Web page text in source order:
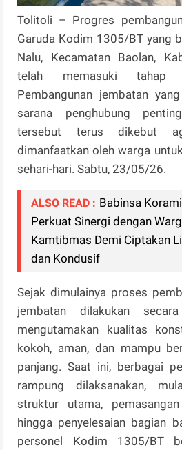
Tolitoli – Progres
Garuda Kodim 1305/BT yang
Nalu, Kecamatan Baolan,
telah memasuki tahap
Pembangunan jembatan
sarana penghubung
tersebut terus dikebut
dimanfaatkan oleh warga
sehari-hari. Sabtu, 23/05/26.
ALSO READ : Babinsa
Perkuat Sinergi dengan
Kamtibmas Demi Ciptakan
dan Kondusif
Sejak dimulainya proses
jembatan dilakukan
mengutamakan kualitas
kokoh, aman, dan mampu
panjang. Saat ini, berbagai
rampung dilaksanakan,
struktur utama,
hingga penyelesaian bagian
personel Kodim 1305/BT